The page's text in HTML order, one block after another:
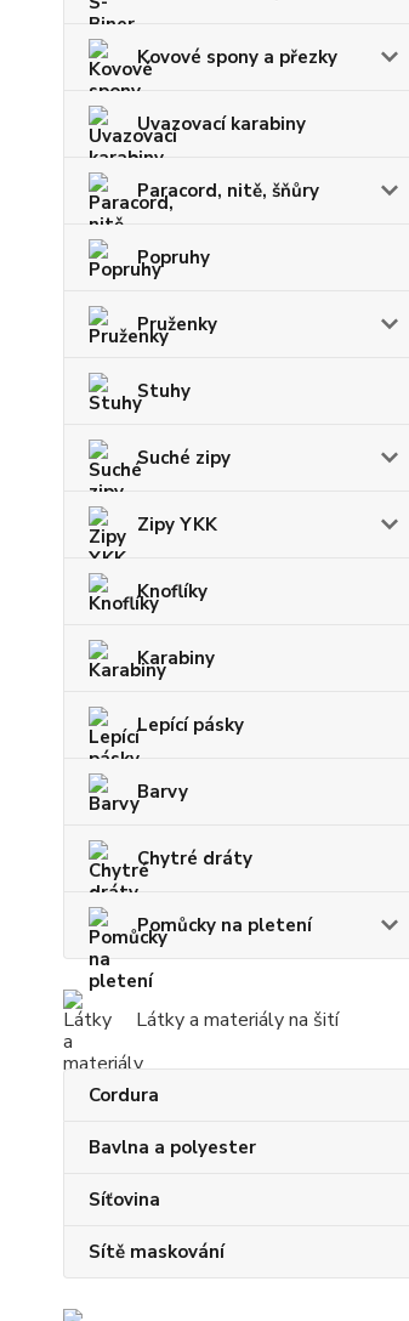
Kovové spony a přezky
Uvazovací karabiny
Paracord, nitě, šňůry
Popruhy
Pruženky
Stuhy
Suché zipy
Zipy YKK
Knoflíky
Karabiny
Lepící pásky
Barvy
Chytré dráty
Pomůcky na pletení
Látky a materiály na šití
Cordura
Bavlna a polyester
Síťovina
Sítě maskování